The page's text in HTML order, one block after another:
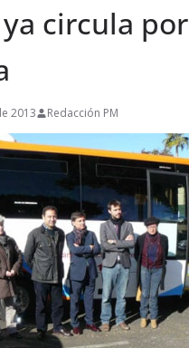
circula por
2013 Redacción PM